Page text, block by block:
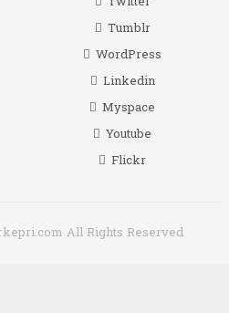
Tumblr
WordPress
Linkedin
Myspace
Youtube
Flickr
All Rights Reserved